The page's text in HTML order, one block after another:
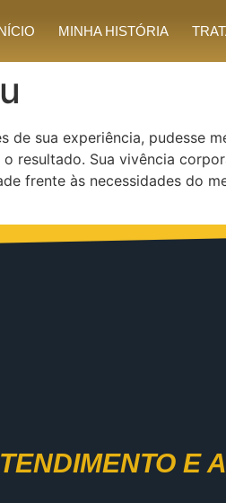
MINHA HISTÓRIA
de sua experiência, pudesse
resultado. Sua vivência
frente às necessidades do
E